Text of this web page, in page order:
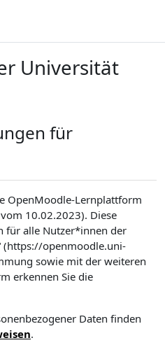
Universität
für
OpenMoodle-Lernplattform
10.02.2023). Diese
für alle Nutzer*innen der
(https://openmoodle.uni-
sowie mit der weiteren
erkennen Sie die
Daten finden
.